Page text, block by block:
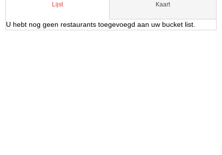
Lijst Kaart
U hebt nog geen restaurants toegevoegd aan uw bucket list.